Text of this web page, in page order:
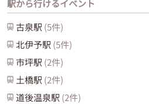
駅から行けるイベント
古泉駅 (5件)
北伊予駅 (5件)
市坪駅 (2件)
土橋駅 (2件)
道後温泉駅 (2件)